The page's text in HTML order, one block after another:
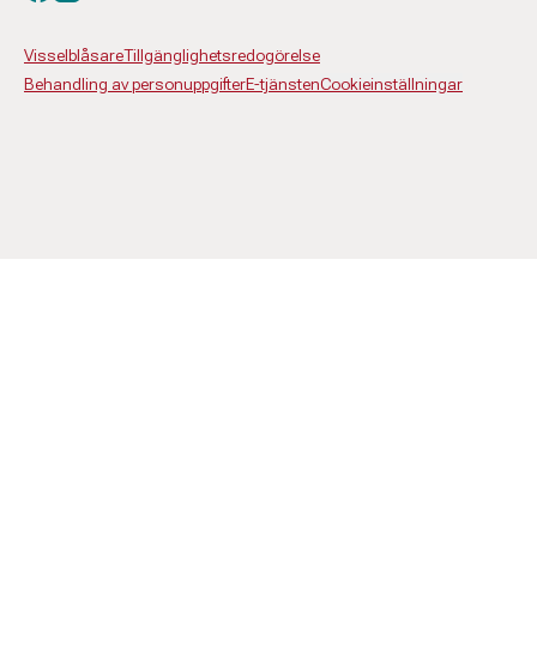
VisselblåsareTillgänglighetsredogörelse
Behandling av personuppgifterE-tjänstenCookieinställningar